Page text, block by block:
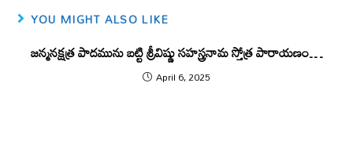
YOU MIGHT ALSO LIKE
జన్మనక్షత్ర పాదమును బట్టి శ్రీవిష్ణు సహస్త్రనామ స్తోత్ర పారాయణం…
April 6, 2025